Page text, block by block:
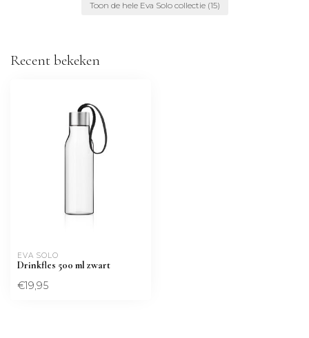
Toon de hele Eva Solo collectie (15)
Recent bekeken
EVA SOLO
Drinkfles 500 ml zwart
€19,95